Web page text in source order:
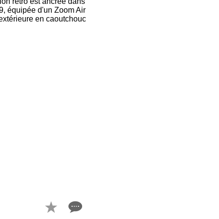
équipée d'un Zoom Air
en caoutchouc